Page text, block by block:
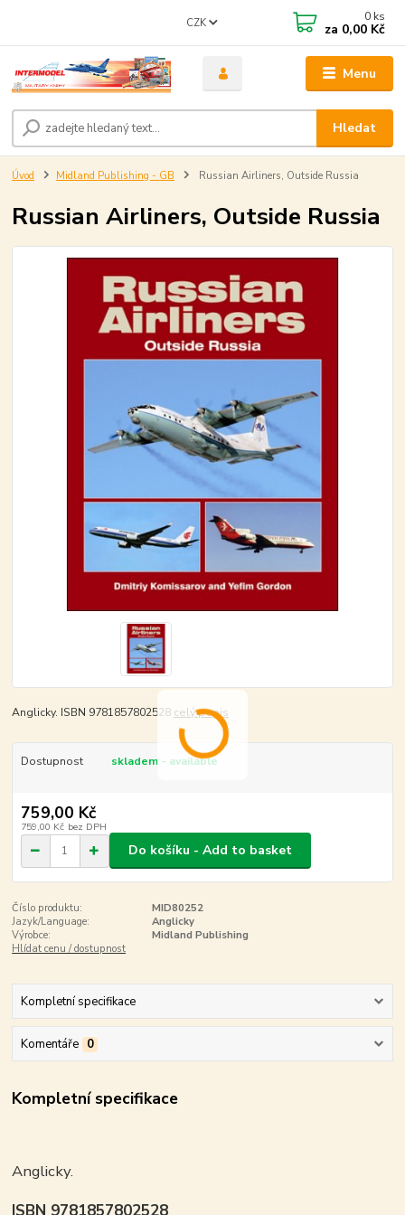
Menu
CZK
Hledat
0 ks
za 0,00 Kč
Úvod Midland Publishing - GB Russian Airliners, Outside Russia
Russian Airliners, Outside Russia
Anglicky. ISBN 9781857802528 celý popis
Dostupnost skladem - available
759,00 Kč
759,00 Kč bez DPH
Do košíku - Add to basket
Číslo produktu:
MID80252
Jazyk/Language:
Anglicky
Výrobce:
Midland Publishing
Hlídat cenu / dostupnost
Kompletní specifikace
Komentáře 0
Kompletní specifikace
Anglicky.
ISBN 9781857802528